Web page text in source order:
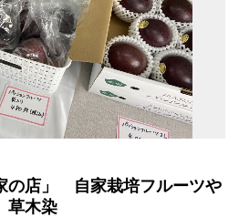
の店」 自家栽培フルーツや
草木染